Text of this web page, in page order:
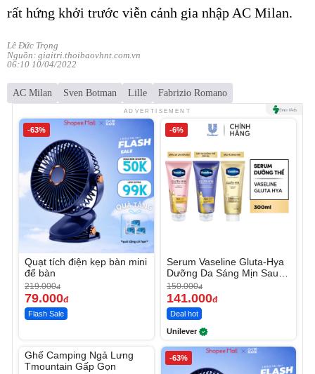
rất hứng khởi trước viễn cảnh gia nhập AC Milan.
Lê Đức Trọng
Nguồn: giaitri.thoibaovhnt.com.vn
06:10 10/04/2022
AC Milan Sven Botman Lille Fabrizio Romano
ADVERTISEMENT
-63%
Quạt tích điện kẹp bàn mini
để bàn
219.000đ
79.000đ
Flash Sale
-6%
Serum Vaseline Gluta-Hya
Dưỡng Da Sáng Mịn Sau 7
Ngày
150.000đ
141.000đ
Deal hot
Unilever
-49%
Ghế Camping Ngả Lưng
Tmountain Gấp Gọn
-63%